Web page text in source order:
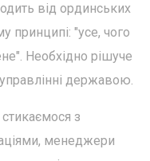
від ординських
принципі: "усе, чого
Необхідно рішуче
державою.
з
менеджери